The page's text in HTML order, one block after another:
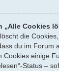
„Alle Cookies
die
du im Forum
Cookies einige
Status –